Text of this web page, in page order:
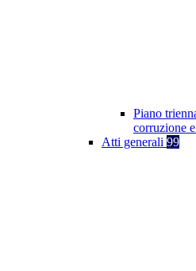
Piano
corruzione
Atti generali 99